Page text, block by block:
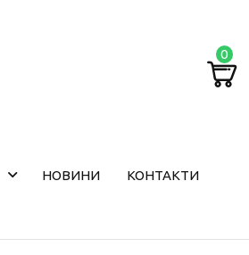
НОВИНИ КОНТАКТИ